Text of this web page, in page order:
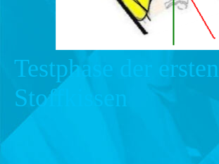
Testphase der ersten
Stoffkissen